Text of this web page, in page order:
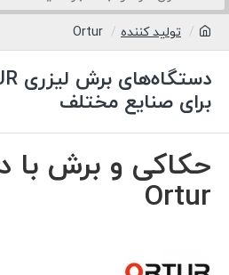
تولید کننده Ortur
برای صنایع مختلف
حکاکی و برش با
Ortur